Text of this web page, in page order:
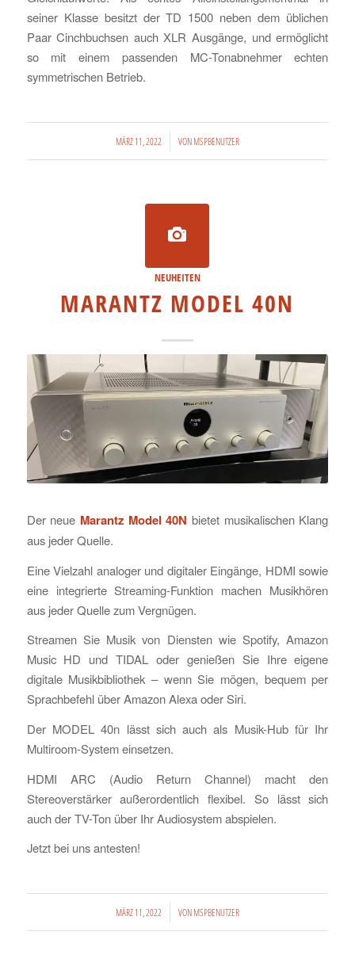
seiner Klasse besitzt der TD 1500 neben dem üblichen
Paar Cinchbuchsen auch XLR Ausgänge, und ermöglicht
so mit einem passenden MC-Tonabnehmer echten
symmetrischen Betrieb.
MÄRZ 11, 2022
/ VONMSPBENUTZER
NEUHEITEN
MARANTZ MODEL 40N
Der neue Marantz Model 40N bietet musikalischen Klang
aus jeder Quelle.
Eine Vielzahl analoger und digitaler Eingänge, HDMI sowie
eine integrierte Streaming-Funktion machen Musikhören
aus jeder Quelle zum Vergnügen.
Streamen Sie Musik von Diensten wie Spotify, Amazon
Music HD und TIDAL oder genießen Sie Ihre eigene
digitale Musikbibliothek – wenn Sie mögen, bequem per
Sprachbefehl über Amazon Alexa oder Siri.
Der MODEL 40n lässt sich auch als Musik-Hub für Ihr
Multiroom-System einsetzen.
HDMI ARC (Audio Return Channel) macht den
Stereoverstärker außerordentlich flexibel. So lässt sich
auch der TV-Ton über Ihr Audiosystem abspielen.
Jetzt bei uns antesten!
MÄRZ 11, 2022
/ VONMSPBENUTZER